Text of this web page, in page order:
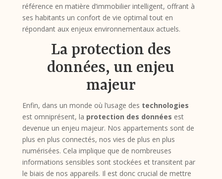
référence en matière d’immobilier intelligent, offrant à
ses habitants un confort de vie optimal tout en
répondant aux enjeux environnementaux actuels.
La protection des
données, un enjeu
majeur
Enfin, dans un monde où l’usage des technologies
est omniprésent, la protection des données est
devenue un enjeu majeur. Nos appartements sont de
plus en plus connectés, nos vies de plus en plus
numérisées. Cela implique que de nombreuses
informations sensibles sont stockées et transitent par
le biais de nos appareils. Il est donc crucial de mettre